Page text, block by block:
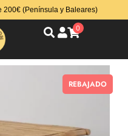
200€ (Península y Baleares)
0
REBAJADO